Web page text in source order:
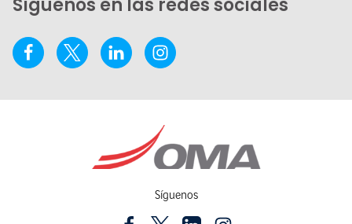
Síguenos en las redes sociales
Síguenos